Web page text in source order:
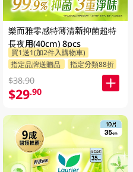
樂而雅零感特薄清新抑菌超特
長夜用(40cm) 8pcs
買1送1(加2件入購物車)
指定品牌送贈品
指定分類88折
$38.90
$29.90